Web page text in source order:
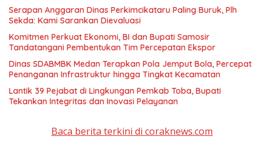
Serapan Anggaran Dinas Perkimcikataru Paling Buruk, Plh
Sekda: Kami Sarankan Dievaluasi
Komitmen Perkuat Ekonomi, BI dan Bupati Samosir
Tandatangani Pembentukan Tim Percepatan Ekspor
Dinas SDABMBK Medan Terapkan Pola Jemput Bola, Percepat
Penanganan Infrastruktur hingga Tingkat Kecamatan
Lantik 39 Pejabat di Lingkungan Pemkab Toba, Bupati
Tekankan Integritas dan Inovasi Pelayanan
Baca berita terkini di coraknews.com